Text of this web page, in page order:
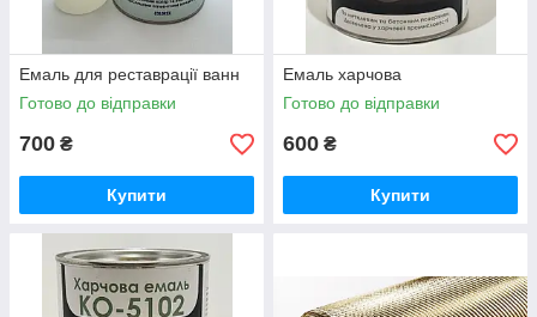
Емаль для реставрації ванн
Готово до відправки
700 ₴
Купити
Емаль харчова
Готово до відправки
600 ₴
Купити